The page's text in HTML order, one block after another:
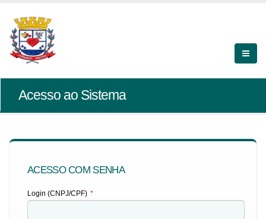
Acesso ao Sistema
ACESSO COM SENHA
Login (CNPJ/CPF) *